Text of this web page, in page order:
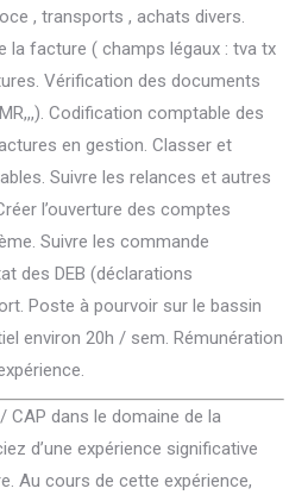
, transports , achats divers.
la facture ( champs légaux : tva tx
Vérification des documents
Codification comptable des
en gestion. Classer et
Suivre les relances et autres
l’ouverture des comptes
Suivre les commande
des DEB (déclarations
Poste à pourvoir sur le bassin
environ 20h / sem. Rémunération
CAP dans le domaine de la
d’une expérience significative
Au cours de cette expérience,